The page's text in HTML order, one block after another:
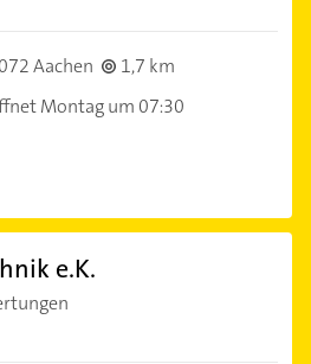
Aachen
1,7 km
Montag um 07:30
e.K.